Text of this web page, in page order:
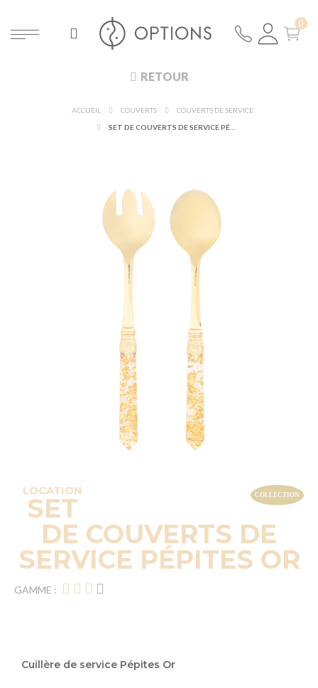
RETOUR
ACCUEIL COUVERTS
COUVERTS DE SERVICE
LOCATION
SET
DE COUVERTS DE
SERVICE PÉPITES OR
GAMME :
duCuillère de service Pépites Or